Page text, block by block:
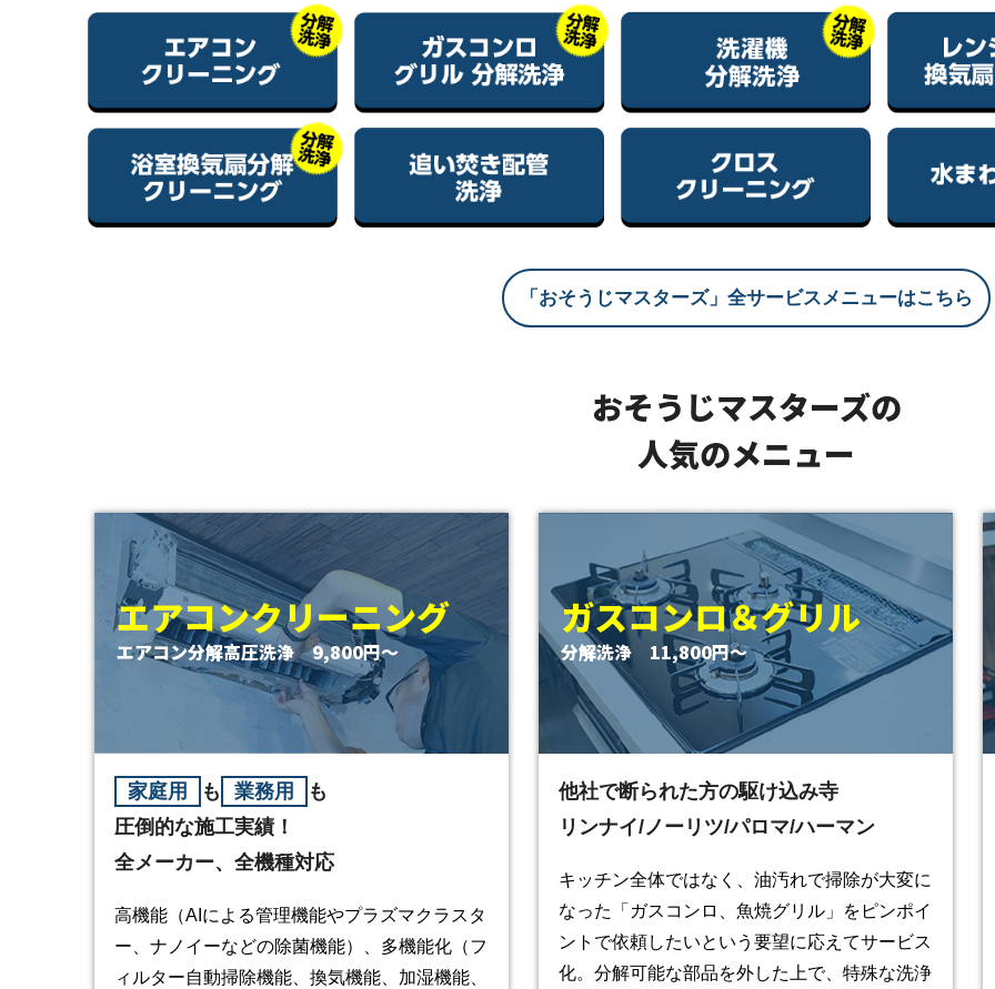
「おそうじマスターズ」全サービスメニューはこちら
おそうじマスターズの
人気のメニュー
エアコンクリーニング
エアコン分解高圧洗浄 9,800円〜
家庭用 も 業務用
も
圧倒的な施工実績！
全メーカー、全機種対応
高機能（AIによる管理機能やプラズマクラスタ
ー、ナノイーなどの除菌機能）、多機能化（フ
ィルター自動掃除機能、換気機能、加湿機能、
ガスコンロ＆グリル
分解洗浄 11,800円〜
他社で断られた方の駆け込み寺
リンナイ/ノーリツ/パロマ/ハーマン
キッチン全体ではなく、油汚れで掃除が大変に
なった「ガスコンロ、魚焼グリル」をピンポイ
ントで依頼したいという要望に応えてサービス
化。分解可能な部品を外した上で、特殊な洗浄